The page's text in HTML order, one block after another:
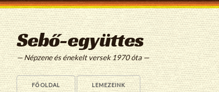
Sebő-együttes
— Népzene és énekelt versek 1970 óta —
FŐOLDAL LEMEZEINK